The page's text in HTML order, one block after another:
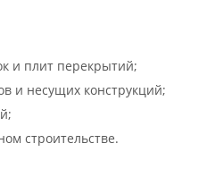
и плит перекрытий;
и несущих конструкций;
строительстве.